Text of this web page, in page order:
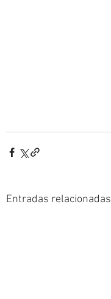
Entradas relacionadas